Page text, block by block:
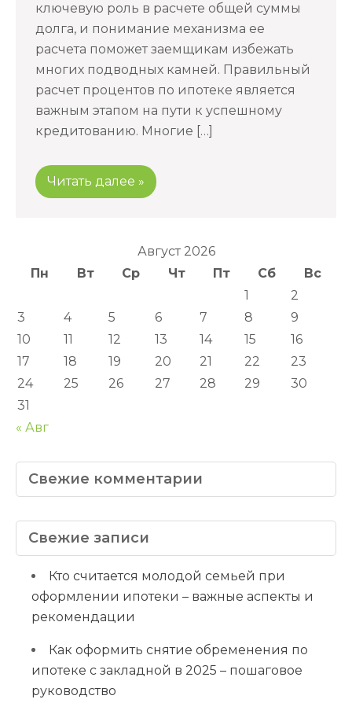
ключевую роль в расчете общей суммы
долга, и понимание механизма ее
расчета поможет заемщикам избежать
многих подводных камней. Правильный
расчет процентов по ипотеке является
важным этапом на пути к успешному
кредитованию. Многие […]
Читать далее »
Август 2026
Пн
Вт Ср Чт Пт Сб
Вс
1
2
3
4 5 6 7 8
9
10
11 12 13 14 15
16
17
18 19 20 21 22
23
24
25 26 27 28 29
30
31
« Авг
Свежие комментарии
Свежие записи
Кто считается молодой семьей при
оформлении ипотеки – важные аспекты и
рекомендации
Как оформить снятие обременения по
ипотеке с закладной в 2025 – пошаговое
руководство